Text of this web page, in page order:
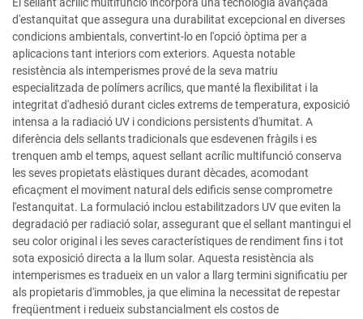
d'estanquitat que assegura una durabilitat excepcional en diverses
condicions ambientals, convertint-lo en l'opció òptima per a
aplicacions tant interiors com exteriors. Aquesta notable
resistència als intemperismes prové de la seva matriu
especialitzada de polímers acrílics, que manté la flexibilitat i la
integritat d'adhesió durant cicles extrems de temperatura, exposició
intensa a la radiació UV i condicions persistents d'humitat. A
diferència dels sellants tradicionals que esdevenen fràgils i es
trenquen amb el temps, aquest sellant acrílic multifunció conserva
les seves propietats elàstiques durant dècades, acomodant
eficaçment el moviment natural dels edificis sense comprometre
l'estanquitat. La formulació inclou estabilitzadors UV que eviten la
degradació per radiació solar, assegurant que el sellant mantingui el
seu color original i les seves característiques de rendiment fins i tot
sota exposició directa a la llum solar. Aquesta resistència als
intemperismes es tradueix en un valor a llarg termini significatiu per
als propietaris d'immobles, ja que elimina la necessitat de repestar
freqüentment i redueix substancialment els costos de